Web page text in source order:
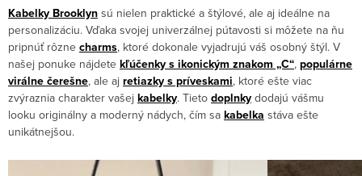
Kabelky Brooklyn sú nielen praktické a štýlové, ale aj ideálne na
personalizáciu. Vďaka svojej univerzálnej pútavosti si môžete na ňu
pripnúť rôzne charms, ktoré dokonale vyjadrujú váš osobný štýl. V
našej ponuke nájdete kľúčenky s ikonickým znakom „C“, populárne
virálne čerešne, ale aj retiazky s príveskami, ktoré ešte viac
zvýraznia charakter vašej kabelky. Tieto doplnky dodajú vášmu
looku originálny a moderný nádych, čím sa kabelka stáva ešte
unikátnejšou.